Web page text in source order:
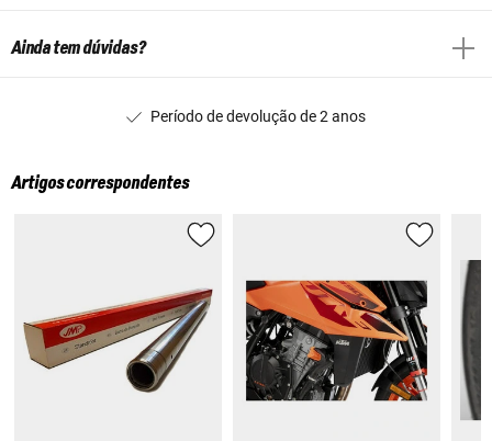
Ainda tem dúvidas?
Período de devolução de 2 anos
Artigos correspondentes